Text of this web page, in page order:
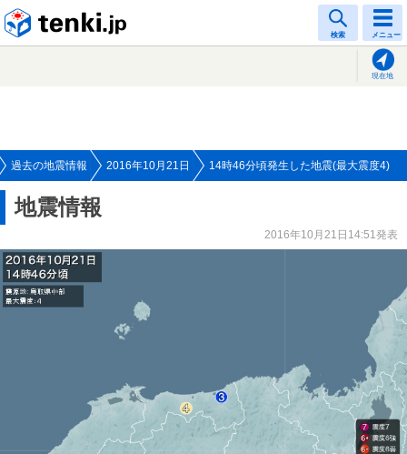
検索 メニュー
現在地
過去の地震情報 2016年10月21日 14時46分頃発生した地震(最大震度4)
地震情報
2016年10月21日14:51発表